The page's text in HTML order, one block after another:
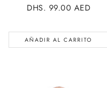
PRECIO
DHS. 99.00 AED
AÑADIR AL CARRITO